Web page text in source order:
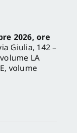
2026, ore
Giulia, 142 –
LA
volume